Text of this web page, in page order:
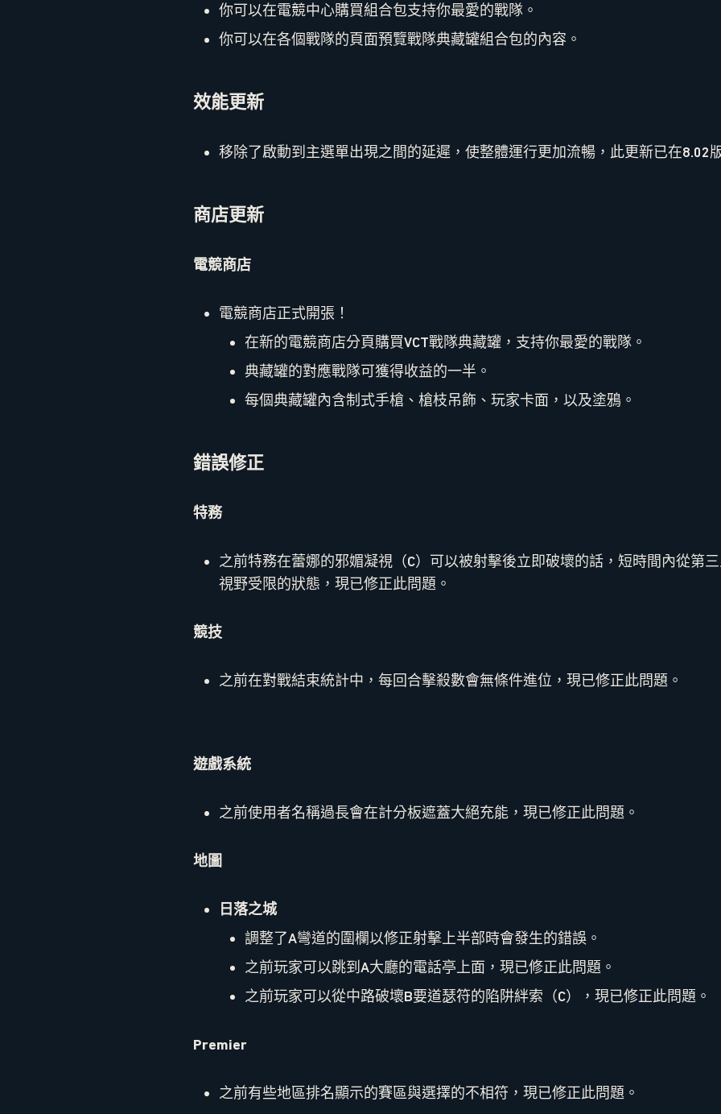
你可以在電競中心購買組合包支持你最愛的戰隊。
你可以在各個戰隊的頁面預覽戰隊典藏罐組合包的內容。
效能更新
移除了啟動到主選單出現之間的延遲，使整體運行更加流暢，此更新已在8.02
商店更新
電競商店
電競商店正式開張！
在新的電競商店分頁購買VCT戰隊典藏罐，支持你最愛的戰隊。
典藏罐的對應戰隊可獲得收益的一半。
每個典藏罐內含制式手槍、槍枝吊飾、玩家卡面，以及塗鴉。
錯誤修正
特務
之前特務在蕾娜的邪媚凝視（C）可以被射擊後立即破壞的話，短時間內從第
視野受限的狀態，現已修正此問題。
競技
之前在對戰結束統計中，每回合擊殺數會無條件進位，現已修正此問題。
遊戲系統
之前使用者名稱過長會在計分板遮蓋大絕充能，現已修正此問題。
地圖
日落之城
調整了A彎道的圍欄以修正射擊上半部時會發生的錯誤。
之前玩家可以跳到A大廳的電話亭上面，現已修正此問題。
之前玩家可以從中路破壞B要道瑟符的陷阱絆索（C），現已修正此問題。
Premier
之前有些地區排名顯示的賽區與選擇的不相符，現已修正此問題。